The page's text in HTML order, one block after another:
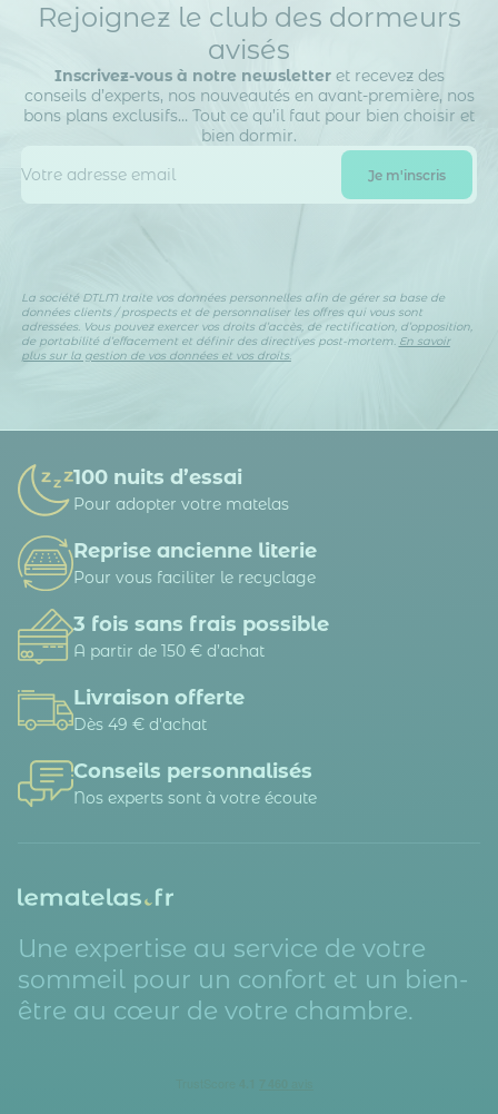
Rejoignez le club des dormeurs
avisés
Inscrivez-vous à notre newsletteret recevez des
conseils d’experts, nos nouveautés en avant-première, nos
bons plans exclusifs… Tout ce qu’il faut pour bien choisir et
bien dormir.
La société DTLM traite vos données personnelles afin de gérer sa base de
données clients / prospects et de personnaliser les offres qui vous sont
adressées. Vous pouvez exercer vos droits d’accès, de rectification, d’opposition,
de portabilité d’effacement et définir des directives post-mortem. En savoir
plus sur la gestion de vos données et vos droits.
100 nuits d’essai
Pour adopter votre matelas
Reprise ancienne literie
Pour vous faciliter le recyclage
3 fois sans frais possible
A partir de 150 € d’achat
Livraison offerte
Dès 49 € d'achat
Conseils personnalisés
Nos experts sont à votre écoute
Une expertise au service de votre
sommeil pour un confort et un bien-
être au cœur de votre chambre.